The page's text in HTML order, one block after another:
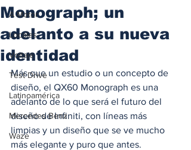
A Motor
Locales
Voltaje
Test Drive
Latinoamérica
Mercedes Benz
Waze
Monograph; un
adelanto a su nueva
identidad
Más que un estudio o un concepto de
diseño, el QX60 Monograph es una
adelanto de lo que será el futuro del
diseño de Infiniti, con líneas más
limpias y un diseño que se ve mucho
más elegante y puro que antes.